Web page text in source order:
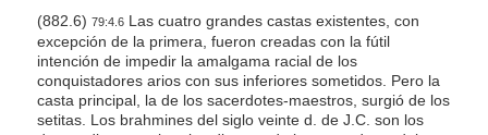
(882.6) 79:4.6Las cuatro grandes castas existentes, con
excepción de la primera, fueron creadas con la fútil
intención de impedir la amalgama racial de los
conquistadores arios con sus inferiores sometidos. Pero la
casta principal, la de los sacerdotes-maestros, surgió de los
setitas. Los brahmines del siglo veinte d. de J.C. son los